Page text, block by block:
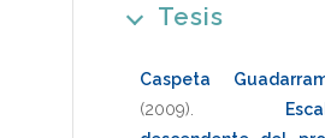
Tesis
Caspeta
(2009)